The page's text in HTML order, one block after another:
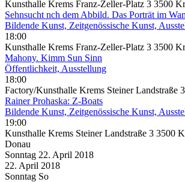
Kunsthalle Krems Franz-Zeller-Platz 3 3500
Sehnsucht nch dem Abbild. Das Porträt im
Bildende Kunst, Zeitgenössische Kunst,
18:00
Kunsthalle Krems Franz-Zeller-Platz 3 3500
Mahony. Kimm Sun Sinn
Öffentlichkeit, Ausstellung
18:00
Factory/Kunsthalle Krems Steiner Landstraße
Rainer Prohaska: Z-Boats
Bildende Kunst, Zeitgenössische Kunst,
19:00
Kunsthalle Krems Steiner Landstraße 3 3500
Donau
Sonntag 22. April 2018
22. April 2018
Sonntag So